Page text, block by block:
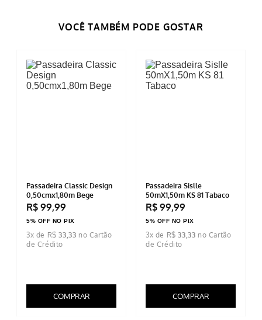
Passadeira Classic Design
Passadeira Sislle